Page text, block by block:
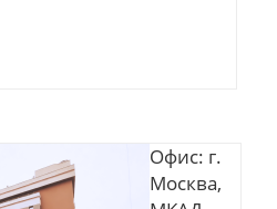
Офис: г.
Москва,